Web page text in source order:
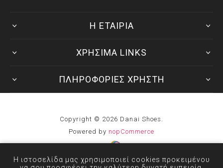
Η ΕΤΑΙΡΙΑ
ΧΡΗΣΙΜΑ LINKS
ΠΛΗΡΟΦΟΡΙΕΣ ΧΡΗΣΤΗ
Copyright © 2026 Danai Shoes.
Powered by nopCommerce
Η ιστοσελίδα μας χρησιμοποιεί cookies προκειμένου